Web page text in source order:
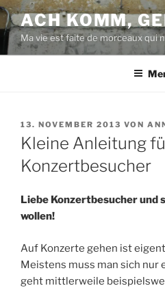
Zum
Inhalt
springen
ACH KOMM,
Ma vie est faite de morceaux qui
VERÖFFENTLICHT
AM
13. NOVEMBER 2013 VON
Kleine Anleitung
Konzertbesucher
Liebe Konzertbesucher und
wollen!
Auf Konzerte gehen ist
Meistens muss man sich nur
geht mittlerweile